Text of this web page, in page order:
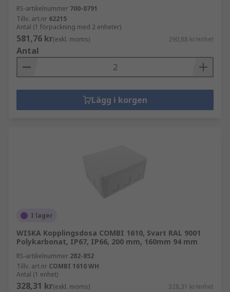
RS-artikelnummer 700-0791
Tillv. art.nr 62215
Antal (1 förpackning med 2 enheter)
581,76 kr(exkl. moms) 290,88 kr/enhet
Antal
Lägg i korgen
I lager
WISKA Kopplingsdosa COMBI 1610, Svart RAL 9001
Polykarbonat, IP67, IP66, 200 mm, 160mm 94 mm
RS-artikelnummer 282-852
Tillv. art.nr COMBI 1610 WH
Antal (1 enhet)
328,31 kr(exkl. moms) 328,31 kr/enhet